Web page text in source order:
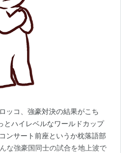
ッコ、強豪対決の結果がこち
とハイレベルなワールドカップ
ンサート前座というか枕落語部
な強豪国同士の試合を地上波で